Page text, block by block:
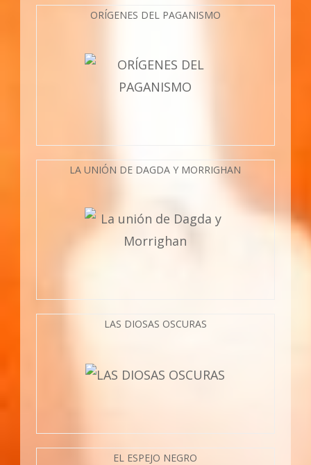
ORÍGENES DEL PAGANISMO
LA UNIÓN DE DAGDA Y MORRIGHAN
LAS DIOSAS OSCURAS
EL ESPEJO NEGRO